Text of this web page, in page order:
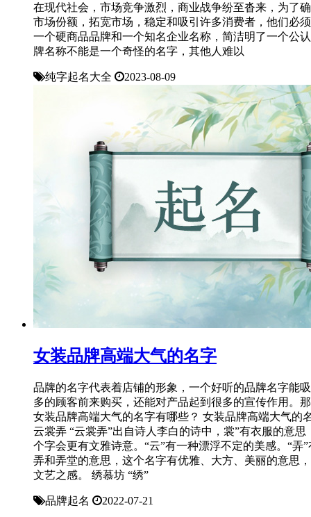
在现代社会，市场竞争激烈，商业战争纷至沓来，为了
市场份额，拓宽市场，稳定和吸引许多消费者，他们必
一个硬商品品牌和一个知名企业名称，简洁明了一个公
牌名称不能是一个奇怪的名字，其他人难以
纯字起名大全 2023-08-09
女装品牌高端大气的名字
品牌的名字代表着店铺的形象，一个好听的品牌名字能
多的顾客前来购买，还能对产品起到很多的宣传作用。
女装品牌高端大气的名字有哪些？ 女装品牌高端大气的
云裳弄 “云裳弄”出自诗人李白的诗中，裳”有衣服的意思
个字会更有文雅诗意。“云”有一种漂浮不定的美感。“弄”
弄和弄堂的意思，这个名字有优雅、大方、美丽的意思
文艺之感。 绣慕坊 “绣”
品牌起名 2022-07-21